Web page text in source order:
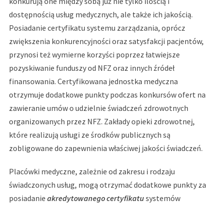
dostępnością usług medycznych, ale także ich jakością.
Posiadanie certyfikatu systemu zarządzania, oprócz
zwiększenia konkurencyjności oraz satysfakcji pacjentów,
przynosi też wymierne korzyści poprzez łatwiejsze
pozyskiwanie funduszy od NFZ oraz innych źródeł
finansowania. Certyfikowana jednostka medyczna
otrzymuje dodatkowe punkty podczas konkursów ofert na
zawieranie umów o udzielnie świadczeń zdrowotnych
organizowanych przez NFZ. Zakłady opieki zdrowotnej,
które realizują usługi ze środków publicznych są
zobligowane do zapewnienia właściwej jakości świadczeń.
Placówki medyczne, zależnie od zakresu i rodzaju
świadczonych usług, mogą otrzymać dodatkowe punkty za
posiadanie akredytowanego certyfikatu systemów